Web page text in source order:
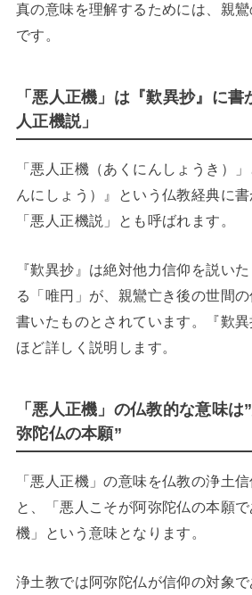
真の意味を理解するためには、親
です。
「悪人正機」は『歎異抄』に
人正機説」
「悪人正機（あくにんしょうき）
んにしょう）』という仏教経典に
「悪人正機説」とも呼ばれます。
『歎異抄』は絶対他力信仰を説い
る「唯円」が、親鸞亡き後の世間
書いたものとされています。『歎
ほど詳しく説明します。
「悪人正機」の仏教的な意味
弥陀仏の本願”
「悪人正機」の意味を仏教の浄土
と、「悪人こそが阿弥陀仏の本願
機」という意味となります。
浄土教では阿弥陀仏が信仰の対象